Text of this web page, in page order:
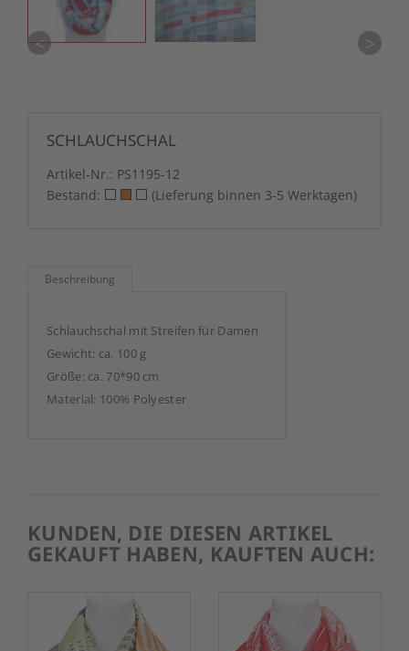
< >
SCHLAUCHSCHAL
Artikel-Nr.: PS1195-12
Bestand:
(Lieferung binnen 3-5 Werktagen)
Beschreibung
Schlauchschal mit Streifen für Damen
Gewicht: ca. 100 g
Größe: ca. 70*90 cm
Material: 100% Polyester
KUNDEN, DIE DIESEN ARTIKEL
GEKAUFT HABEN, KAUFTEN AUCH: